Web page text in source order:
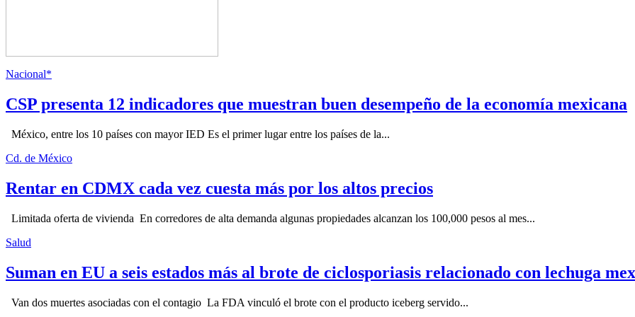
Nacional*
CSP presenta 12 indicadores que muestran buen desempeño de la economía mexicana
México, entre los 10 países con mayor IED Es el primer lugar entre los países de la...
Cd. de México
Rentar en CDMX cada vez cuesta más por los altos precios
Limitada oferta de vivienda En corredores de alta demanda algunas propiedades alcanzan los 100,000 pesos al mes...
Salud
Suman en EU a seis estados más al brote de ciclosporiasis relacionado con lechuga
Van dos muertes asociadas con el contagio La FDA vinculó el brote con el producto iceberg servido...